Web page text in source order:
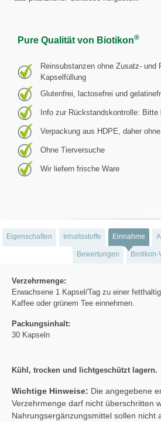
Pure Qualität von Biotikon®
Reinsubstanzen ohne Zusatz- und
Kapselfüllung
Glutenfrei, lactosefrei und
Info zur Rückstandskontrolle: Bitte
Verpackung aus HDPE, daher
Ohne Tierversuche
Wir liefern frische Ware
Eigenschaften Inhaltsstoffe Einnahme
Bewertungen Biotikon-
Verzehrmenge:
Erwachsene 1 Kapsel/Tag zu einer
Kaffee oder grünem Tee einnehmen.
Packungsinhalt:
30 Kapseln
Kühl, trocken und lichtgeschützt lagern.
Wichtige Hinweise: Die angegebene
Verzehrmenge darf nicht überschritten
Nahrungsergänzungsmittel sollen nicht